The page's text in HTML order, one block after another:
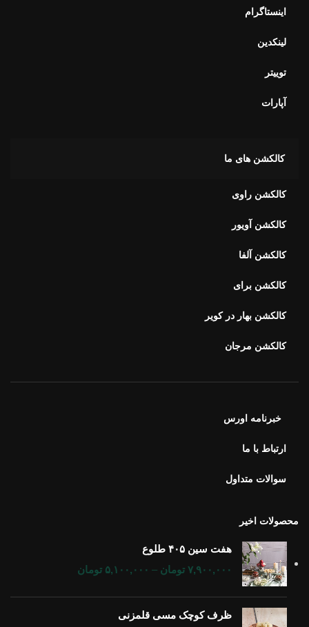
اینستاگرام
لینکدین
توییتر
آپارات
کالکشن های ما
کالکشن راوی
کالکشن آویور
کالکشن آلفا
کالکشن برای
کالکشن بهار در کویر
کالکشن مرجان
خبرنامه اورس
ارتباط با ما
سوالات متداول
محصولات اخیر
هفت سین ۴۰۵ طلوع
۷,۹۰۰,۰۰۰ تومان – ۵,۱۰۰,۰۰۰ تومان
ظرف کوچک مسی قلمزنی